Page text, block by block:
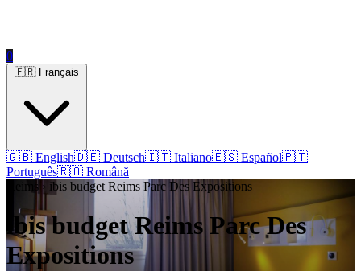
0
🇬🇧 English🇩🇪 Deutsch🇮🇹 Italiano🇪🇸 Español🇵🇹
Português🇷🇴 Română
Reims › ibis budget Reims Parc Des Expositions
ibis budget Reims Parc Des
Expositions